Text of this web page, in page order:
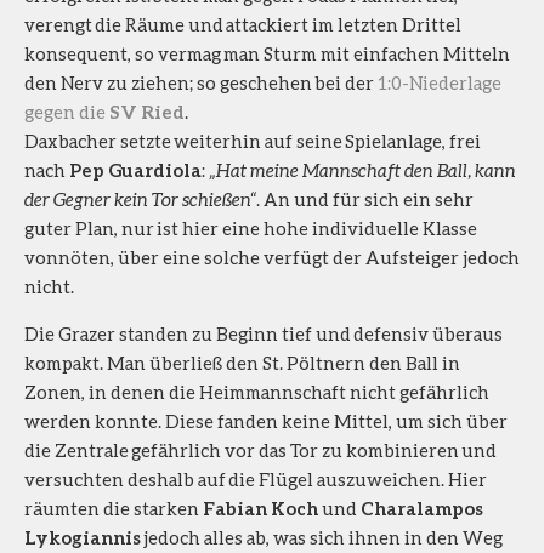
verengt die Räume und attackiert im letzten Drittel
konsequent, so vermag man Sturm mit einfachen Mitteln
den Nerv zu ziehen; so geschehen bei der 1:0-Niederlage
gegen die SV Ried.
Daxbacher setzte weiterhin auf seine Spielanlage, frei
nach Pep Guardiola: „Hat meine Mannschaft den Ball, kann
der Gegner kein Tor schießen“. An und für sich ein sehr
guter Plan, nur ist hier eine hohe individuelle Klasse
vonnöten, über eine solche verfügt der Aufsteiger jedoch
nicht.
Die Grazer standen zu Beginn tief und defensiv überaus
kompakt. Man überließ den St. Pöltnern den Ball in
Zonen, in denen die Heimmannschaft nicht gefährlich
werden konnte. Diese fanden keine Mittel, um sich über
die Zentrale gefährlich vor das Tor zu kombinieren und
versuchten deshalb auf die Flügel auszuweichen. Hier
räumten die starken Fabian Kochund Charalampos
Lykogiannisjedoch alles ab, was sich ihnen in den Weg